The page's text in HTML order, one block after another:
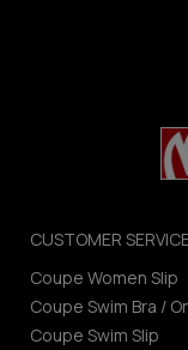
CUSTOMER
Coupe Women Slip
Coupe Swim Bra /
Coupe Swim Slip